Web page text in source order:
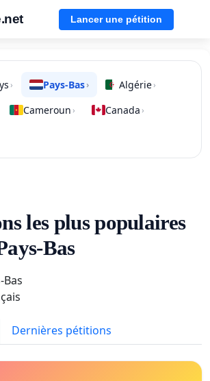
Lancer une pétition
› Pays-Bas› Algérie›
Cameroun › Canada ›
les plus populaires
Bas
Bas
Dernières pétitions